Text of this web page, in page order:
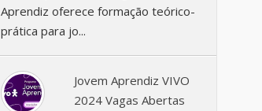
Aprendiz oferece formação teórico-
prática para jo...
Jovem Aprendiz VIVO
2024 Vagas Abertas